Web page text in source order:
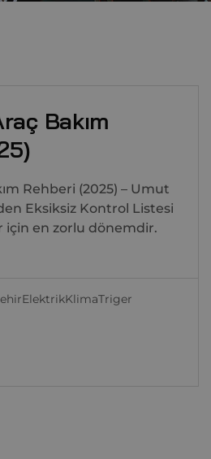
Bakım
Rehberi (2025) – Umut
Eksiksiz Kontrol Listesi
için en zorlu dönemdir.
ElektrikKlimaTriger